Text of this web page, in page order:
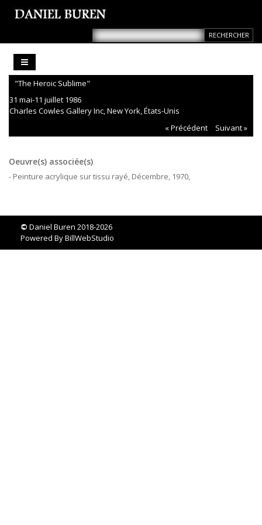
"The Heroic Sublime"
31 mai-11 juillet 1986
Charles Cowles Gallery Inc, New York, États-Unis
« Précédent
Suivant »
Oeuvre(s) associée(s)
- Peinture acrylique sur tissu rayé, Décembre, 1970,
© Daniel Buren 2018-2026
Powered ByBillWebStudio